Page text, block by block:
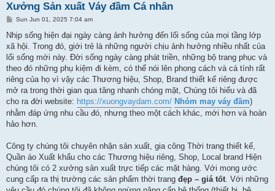
Xưởng Sản xuất Váy đầm Cá nhân
P
s
Sun Jun 01, 2025 7:04 am
Nhịp sống hiện đại ngày càng ảnh hưởng đến lối sống của mọi tầng lớp
xã hội. Trong đó, giới trẻ là những người chịu ảnh hưởng nhiều nhất của
lối sống mới này. Đời sống ngày càng phát triền, những bộ trang phục và
theo đó những phụ kiệm đi kèm, có thể nói lên phong cách và cá tính rất
riêng của họ vì vậy các Thương hiệu, Shop, Brand thiết kế riêng được
mở ra trong thời gian qua tăng nhanh chóng mặt, Chúng tôi hiểu và đã
cho ra đời website: https://xuongvaydam.com/ Nhóm may váy đầm)
nhằm đáp ứng nhu cầu đó, nhưng theo một cách khác, mới hơn và hoàn
hảo hơn.
Công ty chúng tôi chuyên nhận sản xuất, gia công Thời trang thiết kế,
Quần áo Xuất khẩu cho các Thương hiệu riêng, Shop, Local brand Hiện
chúng tôi có 2 xưởng sản xuất trực tiếp các mặt hàng. Với mong ước
cung cấp ra thị trường các sản phẩm thời trang đẹp – giá tốt. Với những